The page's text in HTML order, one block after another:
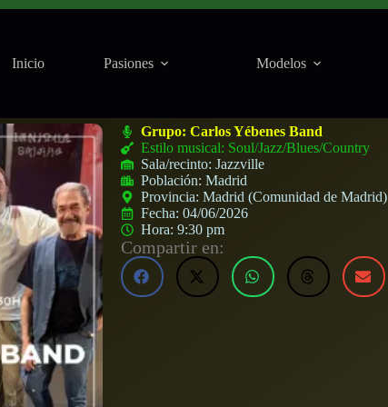
Inicio Pasiones Modelos
Grupo:Carlos Yébenes Band
Estilo musical: Soul/Jazz/Blues/Country
Sala/recinto:Jazzville
Población:Madrid
Provincia:Madrid (Comunidad de Madrid)
Fecha:04/06/2026
Hora:9:30 pm
Compartir en: